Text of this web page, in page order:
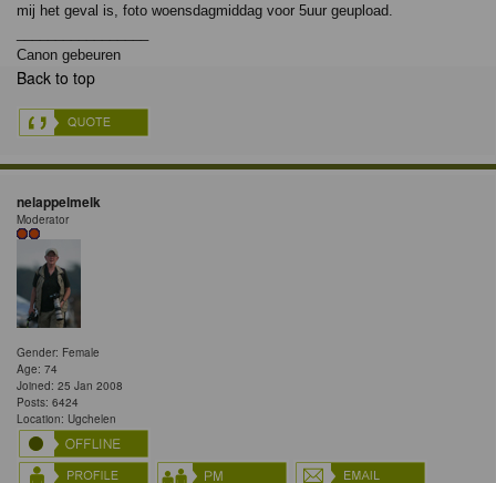
mij het geval is, foto woensdagmiddag voor 5uur geupload.
Canon gebeuren
Back to top
nelappelmelk
Moderator
Gender: Female
Age: 74
Joined: 25 Jan 2008
Posts: 6424
Location: Ugchelen